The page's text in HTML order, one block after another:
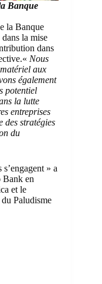
Banque
la Banque
la mise
dans
Nous
aux
également
potentiel
la lutte
entreprises
des stratégies
du
» a
Bank en
et le
Paludisme